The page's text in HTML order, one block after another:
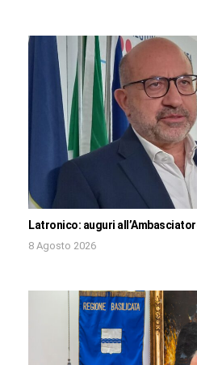
Latronico: auguri
8 Agosto 2026